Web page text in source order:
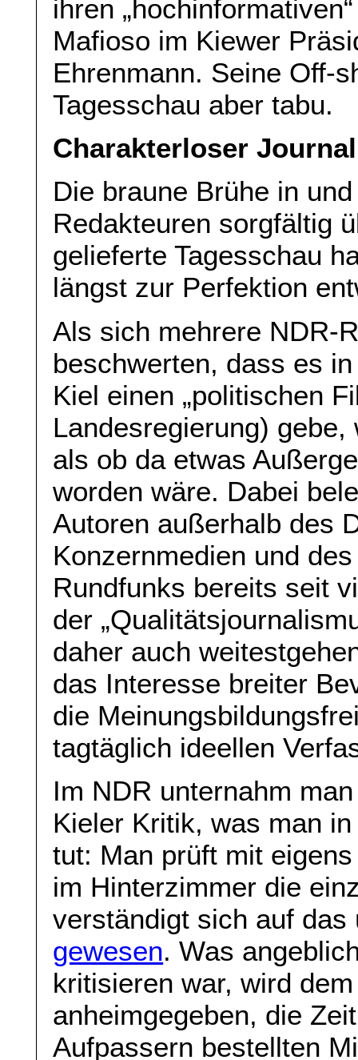
ihren
Mafioso im Kiewer
Ehrenmann. Seine Off-
Tagesschau aber tabu.
Charakterloser
Die braune Brühe in
Redakteuren sorgfältig
gelieferte Tagesschau
längst zur Perfektion
Als sich mehrere NDR-
beschwerten, dass es
Kiel einen „politischen
Landesregierung)
als ob da etwas
worden wäre. Dabei
Autoren außerhalb des
Konzernmedien und
Rundfunks bereits seit
der
daher auch
das Interesse breiter
die
tagtäglich ideellen
Im NDR unternahm
Kieler Kritik, was man
tut: Man prüft mit
im Hinterzimmer die
verständigt sich auf
gewesen. Was
kritisieren war, wird
anheimgegeben, die
Aufpassern bestellten